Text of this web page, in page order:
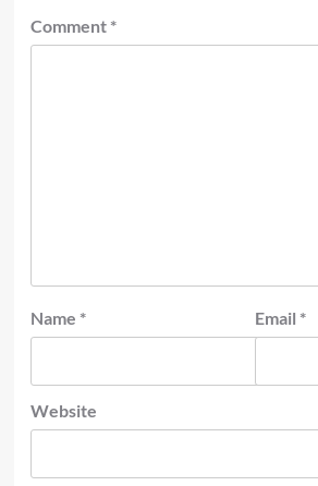
Comment *
Name * Email *
Website